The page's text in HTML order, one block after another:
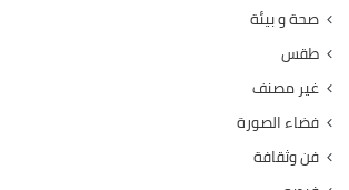
صحة و بيئة
طقس
غير مصنف
فضاء الصورة
فن وثقافة